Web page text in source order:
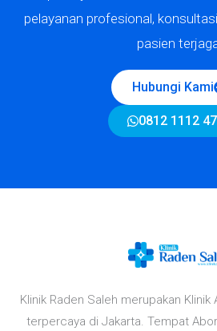
pelayanan profesional,
pasien
Hubungi Kami
0812 1112
Klinik Raden Saleh merupakan Klinik
terpercaya di Jakarta. Tempat